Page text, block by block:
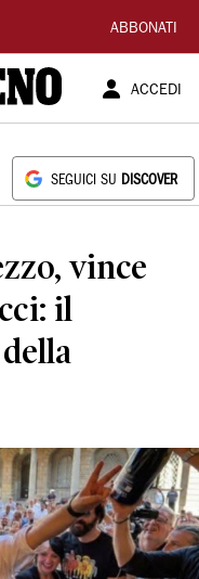
ABBONATI
ACCEDI
SEGUICI SU DISCOVER
vince
il